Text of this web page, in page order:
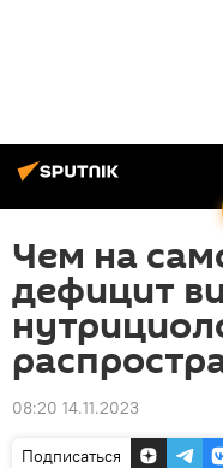
Чем на
дефицит
08:20 14.11.2023
Подписаться